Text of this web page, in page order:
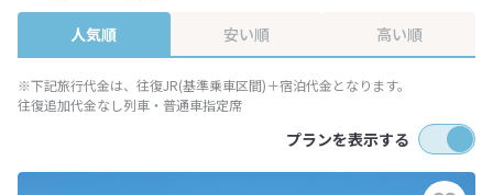
人気順 安い順 高い順
※下記旅行代金は、往復JR(基準乗車区間)＋宿泊代金となります。
往復追加代金なし列車・普通車指定席
プランを表示する